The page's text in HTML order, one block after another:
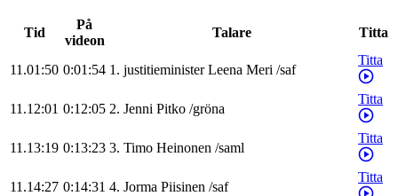
Tid
På
videon
Talare Titta
11.01:50 0:01:54 1. justitieminister Leena Meri /saf
Titta
11.12:01 0:12:05 2. Jenni Pitko /gröna
Titta
11.13:19 0:13:23 3. Timo Heinonen /saml
Titta
11.14:27 0:14:31 4. Jorma Piisinen /saf
Titta